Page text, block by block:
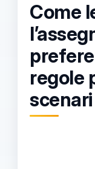
Come
regole